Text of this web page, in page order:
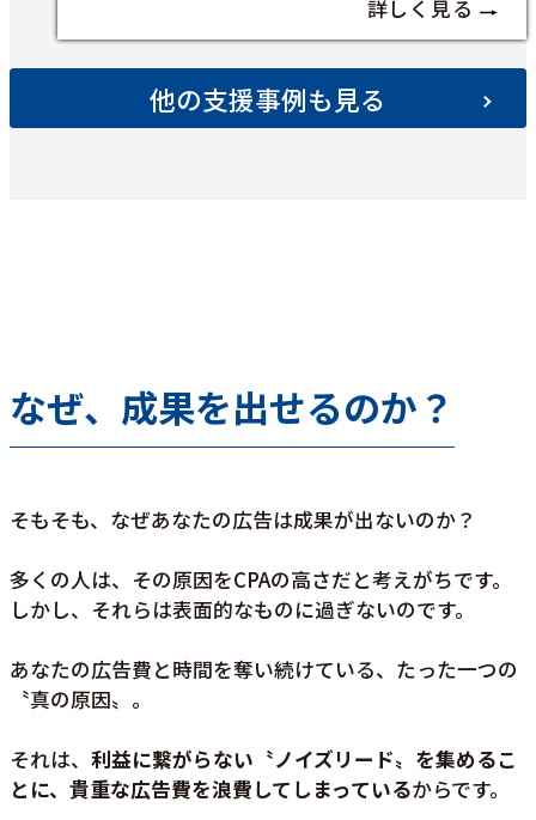
詳しく見る
他の支援事例も見る
なぜ、成果を出せるのか？
そもそも、なぜあなたの広告は成果が出ないのか？
多くの人は、その原因をCPAの高さだと考えがちです。
しかし、それらは表面的なものに過ぎないのです。
あなたの広告費と時間を奪い続けている、たった一つの
〝真の原因〟。
それは、 利益に繋がらない〝ノイズリード〟を集めるこ
とに、貴重な広告費を浪費してしまっているからです。